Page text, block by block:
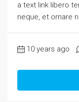
a text link libero
neque, et ornare
10 years ago